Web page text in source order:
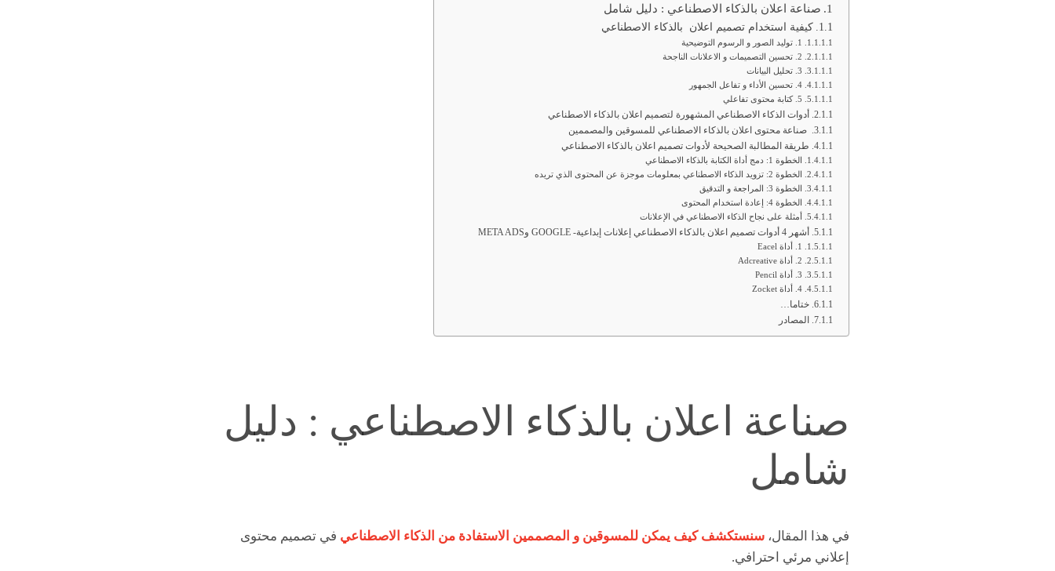
صناعة اعلان بالذكاء الاصطناعي : دليل شامل
كيفية استخدام تصميم اعلان بالذكاء الاصطناعي
1. توليد الصور و الرسوم التوضيحية
2. تحسين التصميمات و الاعلانات الناجحة
3. تحليل البيانات
4. تحسين الأداء و تفاعل الجمهور
5. كتابة محتوى تفاعلي
أدوات الذكاء الاصطناعي المشهورة لتصميم اعلان بالذكاء الاصطناعي
صناعة محتوى اعلان بالذكاء الاصطناعي للمسوقين والمصممين
طريقة المطالبة الصحيحة لأدوات تصميم اعلان بالذكاء الاصطناعي
الخطوة 1: دمج أداة الكتابة بالذكاء الاصطناعي
الخطوة 2: تزويد الذكاء الاصطناعي بمعلومات موجزة عن المحتوى الذي تريده
الخطوة 3: المراجعة و التدقيق
الخطوة 4: إعادة استخدام المحتوى
أمثلة على نجاح الذكاء الاصطناعي في الإعلانات
أشهر 4 أدوات تصميم اعلان بالذكاء الاصطناعي إعلانات إبداعية- GOOGLE وMETA ADS
1. أداة Eacel
2. أداة Adcreative
3. أداة Pencil
4. أداة Zocket
ختاما…
المصادر
صناعة اعلان بالذكاء الاصطناعي : دليل
شامل
في هذا المقال، سنستكشف كيف يمكن للمسوقين و المصممين الاستفادة من الذكاء الاصطناعي في تصميم محتوى
إعلاني مرئي احترافي.